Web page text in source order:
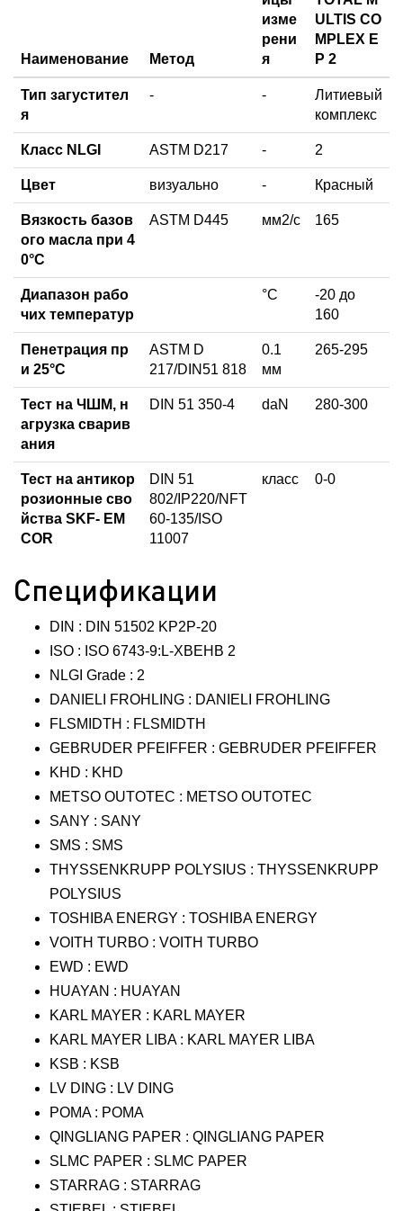
Наименование Метод
изме
рени
я
ULTIS CO
MPLEX E
P 2
Тип загустител
я
- -
Литиевый
комплекс
Класс NLGI ASTM D217 - 2
Цвет визуально - Красный
Вязкость базов
ого масла при 4
0°C
ASTM D445 мм2/с 165
Диапазон рабо
чих температур
°C
-20 до
160
Пенетрация пр
и 25°C
ASTM D
217/DIN51 818
0.1
мм
265-295
Тест на ЧШМ, н
агрузка сварив
ания
DIN 51 350-4 daN 280-300
Тест на антикор
розионные сво
йства SKF- EM
COR
DIN 51
802/IP220/NFT
60-135/ISO
11007
класс 0-0
Спецификации
DIN : DIN 51502 KP2P-20
ISO : ISO 6743-9:L-XBEHB 2
NLGI Grade : 2
DANIELI FROHLING : DANIELI FROHLING
FLSMIDTH : FLSMIDTH
GEBRUDER PFEIFFER : GEBRUDER PFEIFFER
KHD : KHD
METSO OUTOTEC : METSO OUTOTEC
SANY : SANY
SMS : SMS
THYSSENKRUPP POLYSIUS : THYSSENKRUPP
POLYSIUS
TOSHIBA ENERGY : TOSHIBA ENERGY
VOITH TURBO : VOITH TURBO
EWD : EWD
HUAYAN : HUAYAN
KARL MAYER : KARL MAYER
KARL MAYER LIBA : KARL MAYER LIBA
KSB : KSB
LV DING : LV DING
POMA : POMA
QINGLIANG PAPER : QINGLIANG PAPER
SLMC PAPER : SLMC PAPER
STARRAG : STARRAG